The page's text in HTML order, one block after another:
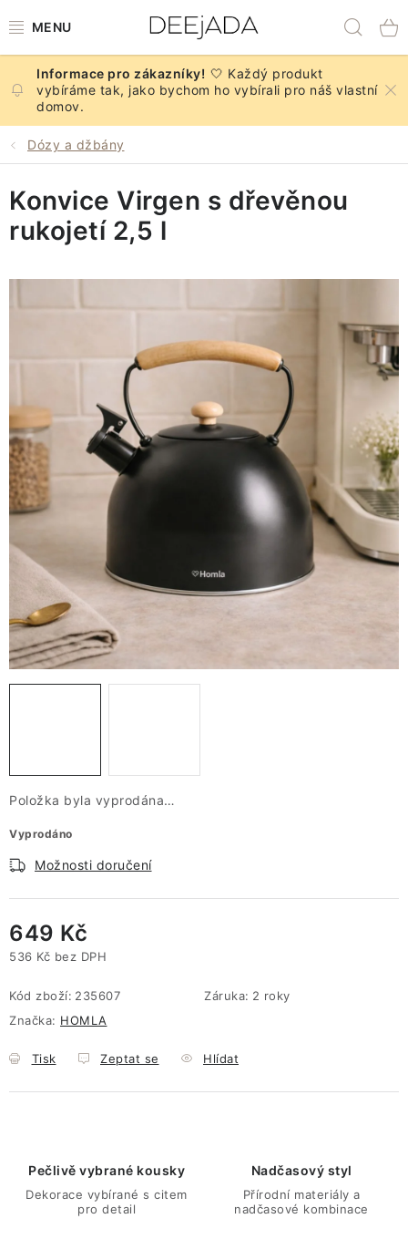
na
NOVINKY
PODZIM
KUCHYNĚ A STOLOVÁNÍ
ZNAČKY
VÁNOCE
JARO
Doprava a platba
FAQ - nejčastější dotazy
Obchodní podmínky
Ochrana Osobních údajů GDPR
Spojte se s námi
Odstoupení od smlouvy
🤍 Každý produkt
vybíráme tak, jako bychom ho vybírali pro náš vlastní
domov.
Dózy a džbány
Položka byla vyprodána…
Vyprodáno
Možnosti doručení
649 Kč
536 Kč bez DPH
Kód zboží: 235607 Záruka: 2 roky
Značka: HOMLA
Tisk Zeptat se Hlídat
Konvice Virgen s dřevěnou
rukojetí 2,5 l
Pečlivě vybrané kousky
Dekorace vybírané s citem
pro detail
Nadčasový styl
Přírodní materiály a
nadčasové kombinace